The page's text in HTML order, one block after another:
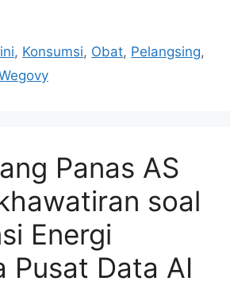
, Konsumsi, Obat, Pelangsing,
Panas AS
soal
Energi
Pusat Data AI